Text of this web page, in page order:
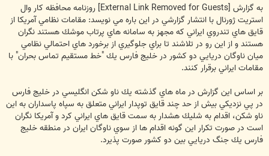
به گزارش [External Link Removed for Guests]
روزنامه محافظه كار وال
استريت ژورنال با انتشار گزارشي در اين باره مي نويسد: مقامات نظامي آمريكا از
قايق هاي تندروي ايراني كه مجهز به سامانه هاي پرتاب موشك هستند نگران
هستند و از اين رو در تلاشند تا براي جلوگيري از برخورد هاي احتمالي نظامي
ميان ناوگان دريايي دو كشور در خليج فارس يك "خط مستقيم تماس بحران" با
مقامات ايراني برقرار كنند.
بر اساس اين گزارش در ماه هاي گذشته يك ناو شكن انگليسي در خليج فارس
در پي نزديكي بيش از حد چند قايق توپدار ايراني متعلق به سپاه پاسداران به اين
ناو شكن، اقدام به شليك هشدار به سمت قايق هاي ايراني كرد و آمريكا نگران
است در صورت تكرار اين گونه اقدام ها از سوي ناوگان ايران در منطقه خليج
فارس يك جنگ دريايي بين دو كشور صورت پذيرد.